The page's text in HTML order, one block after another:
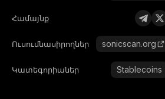
Համայնք
Ուսումնասիրողներ sonicscan.org
Կատեգորիաներ Stablecoins